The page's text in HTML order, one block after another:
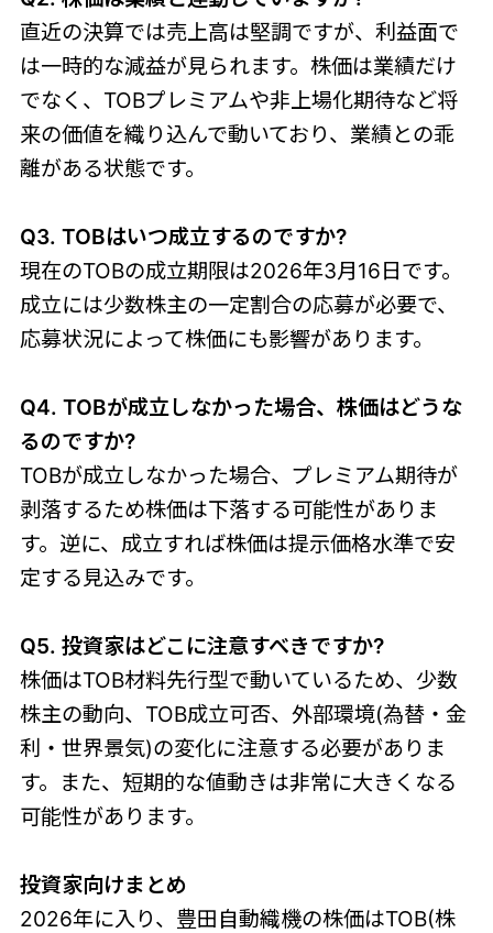
直近の決算では売上高は堅調ですが、利益面で
は一時的な減益が見られます。株価は業績だけ
でなく、TOBプレミアムや非上場化期待など将
来の価値を織り込んで動いており、業績との乖
離がある状態です。
Q3. TOBはいつ成立するのですか?
現在のTOBの成立期限は2026年3月16日です。
成立には少数株主の一定割合の応募が必要で、
応募状況によって株価にも影響があります。
Q4. TOBが成立しなかった場合、株価はどうな
るのですか?
TOBが成立しなかった場合、プレミアム期待が
剥落するため株価は下落する可能性がありま
す。逆に、成立すれば株価は提示価格水準で安
定する見込みです。
Q5. 投資家はどこに注意すべきですか?
株価はTOB材料先行型で動いているため、少数
株主の動向、TOB成立可否、外部環境(為替・金
利・世界景気)の変化に注意する必要がありま
す。また、短期的な値動きは非常に大きくなる
可能性があります。
投資家向けまとめ
2026年に入り、豊田自動織機の株価はTOB(株